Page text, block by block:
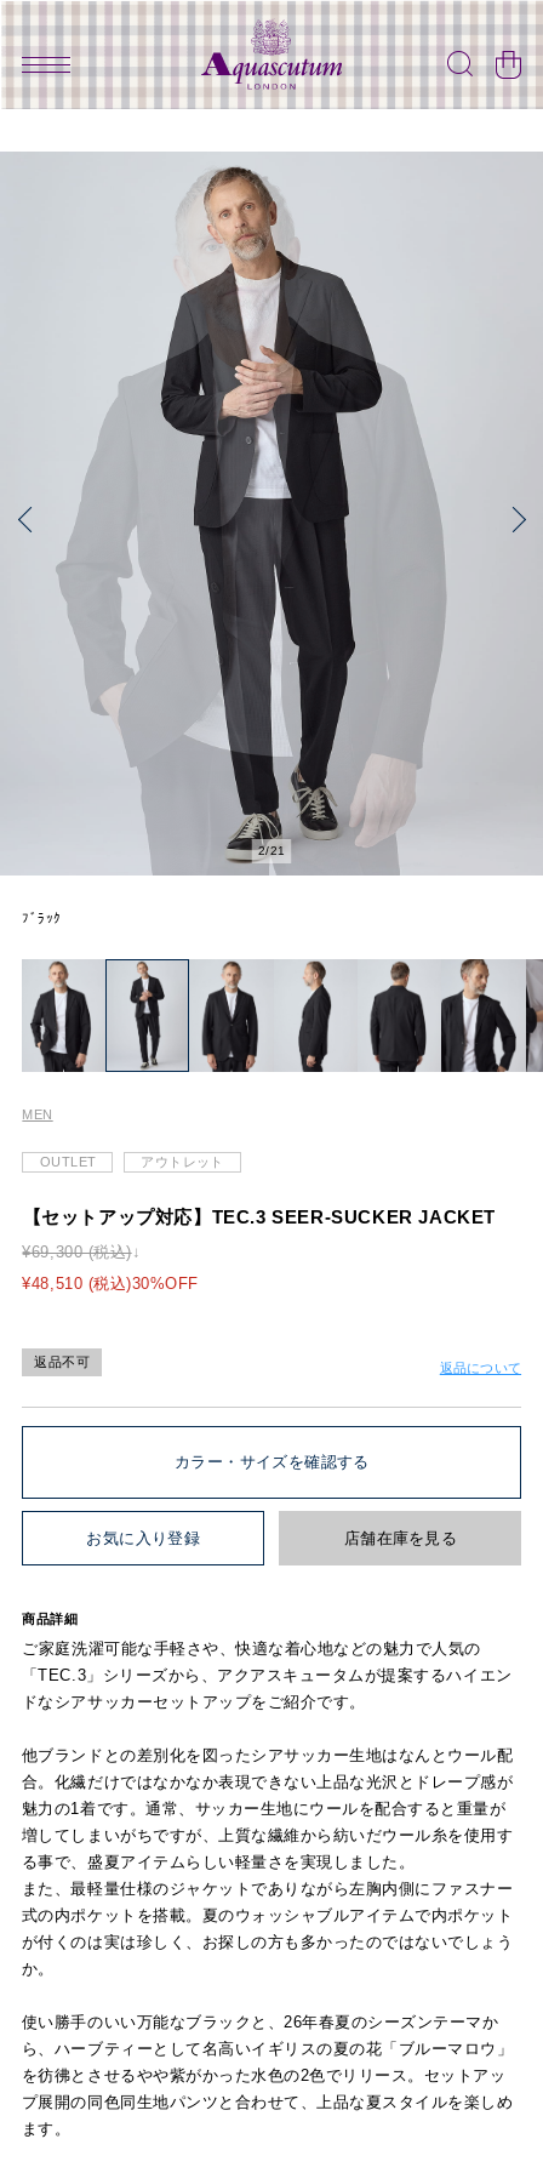
2/21
ﾌﾞﾗｯｸ
MEN
OUTLET アウトレット
【セットアップ対応】TEC.3 SEER-SUCKER JACKET
¥69,300 (税込)
¥48,510 (税込)30%OFF
返品不可 返品について
カラー・サイズを確認する
お気に入り登録 店舗在庫を見る
商品詳細
ご家庭洗濯可能な手軽さや、快適な着心地などの魅力で人気の
「TEC.3」シリーズから、アクアスキュータムが提案するハイエン
ドなシアサッカーセットアップをご紹介です。
他ブランドとの差別化を図ったシアサッカー生地はなんとウール配
合。化繊だけではなかなか表現できない上品な光沢とドレープ感が
魅力の1着です。通常、サッカー生地にウールを配合すると重量が
増してしまいがちですが、上質な繊維から紡いだウール糸を使用す
る事で、盛夏アイテムらしい軽量さを実現しました。
また、最軽量仕様のジャケットでありながら左胸内側にファスナー
式の内ポケットを搭載。夏のウォッシャブルアイテムで内ポケット
が付くのは実は珍しく、お探しの方も多かったのではないでしょう
か。
使い勝手のいい万能なブラックと、26年春夏のシーズンテーマか
ら、ハーブティーとして名高いイギリスの夏の花「ブルーマロウ」
を彷彿とさせるやや紫がかった水色の2色でリリース。セットアッ
プ展開の同色同生地パンツと合わせて、上品な夏スタイルを楽しめ
ます。